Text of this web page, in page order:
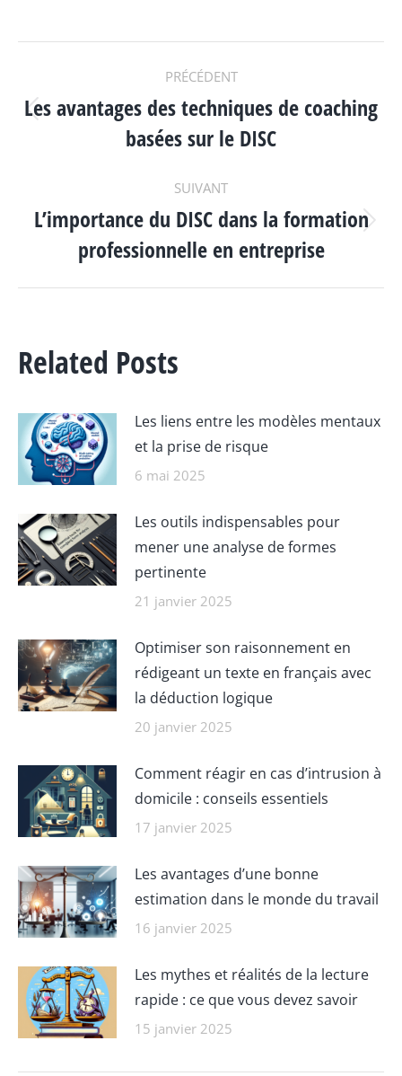
NAVIGATION
ARTICLE
PRÉCÉDENT
Article
précédent
Les avantages des techniques de coaching
basées sur le DISC
SUIVANT
Article
suivant
:
L’importance du DISC dans la formation
professionnelle en entreprise
Related Posts
Les liens entre les modèles mentaux
et la prise de risque
6 mai 2025
Les outils indispensables pour
mener une analyse de formes
pertinente
21 janvier 2025
Optimiser son raisonnement en
rédigeant un texte en français avec
la déduction logique
20 janvier 2025
Comment réagir en cas d’intrusion à
domicile : conseils essentiels
17 janvier 2025
Les avantages d’une bonne
estimation dans le monde du travail
16 janvier 2025
Les mythes et réalités de la lecture
rapide : ce que vous devez savoir
15 janvier 2025